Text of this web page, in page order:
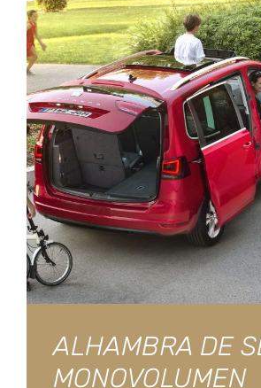
ALHAMBRA DE
MONOVOLUMEN